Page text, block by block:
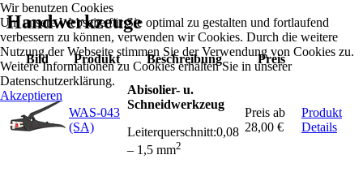
Handwerkzeuge
Bild Produkt Beschreibung Preis
WAS-043
(SA)
Abisolier- u.
Schneidwerkzeug
Leiterquerschnitt:0,08
– 1,5 mm2
Preis ab
28,00 €
Produkt
Details
Wir benutzen Cookies
Um unsere Webseite für Sie optimal zu gestalten und fortlaufend
verbessern zu können, verwenden wir Cookies. Durch die weitere
Nutzung der Webseite stimmen Sie der Verwendung von Cookies zu.
Weitere Informationen zu Cookies erhalten Sie in unserer
Datenschutzerklärung.
Akzeptieren